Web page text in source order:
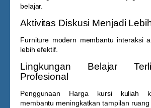
belajar.
Aktivitas Diskusi Menjadi
Furniture modern membantu interaksi
lebih efektif.
Lingkungan Belajar
Profesional
Penggunaan Harga kursi kuliah
membantu meningkatkan tampilan